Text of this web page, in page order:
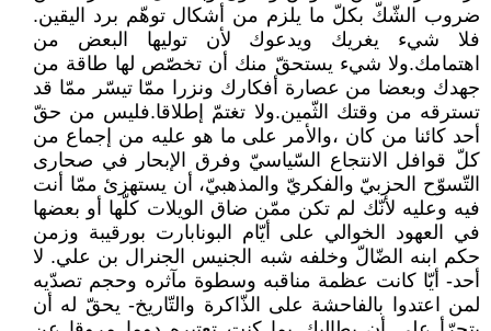
ضروب الشّكّ بكلّ ما يلزم من أشكال توهّم برد اليقين.
فلا شيء يغريك ويدعوك لأن توليها البعض من
اهتمامك.ولا شيء يستحقّ منك أن تخصّص لها طاقة من
جهدك وبعضا من عصارة أفكارك ونزرا ممّا تيسّر ممّا قد
تسترقه من وقتك الثّمين.ولا تغتمّ إطلاقا.فليس من حقّ
أحد كائنا من كان ،والأمر على ما هو عليه من إجماع من
كلّ قوافل الانتجاع السّياسيّ وفرق الإبحار في صحارى
التّسوّح الحزبيّ والفكريّ والمذهبيّ، أن يستهزئ ممّا أنت
فيه وعليه لأنّك لم تكن ممّن ضاق الويلات كلّها أو بعضها
في العهود الخوالي على أيّام البونابارت بورقيبة وزمن
حكم ابنه الضّالّ وخلفه شبه الجنيس الجنرال بن علي. لا
أحد- أيّا كانت عظمة مناقبه وسطوة مآثره وحجم تصدّيه
لمن اعتدوا بالفاحشة على الذّاكرة والتّاريخ- يحقّ له أن